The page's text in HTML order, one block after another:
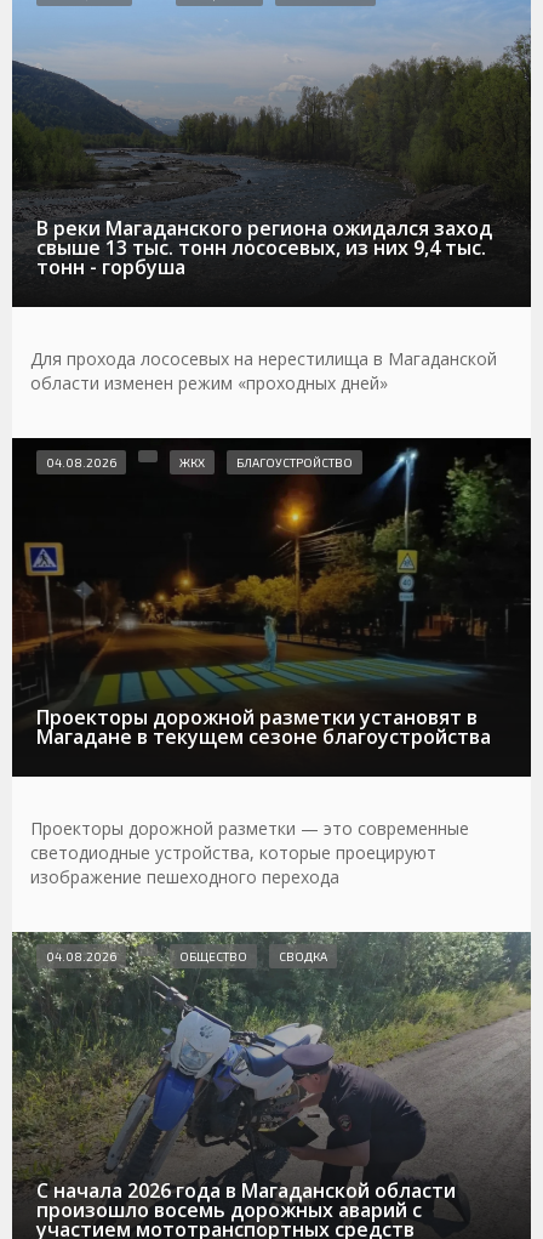
В реки Магаданского региона ожидался заход
свыше 13 тыс. тонн лососевых, из них 9,4 тыс.
тонн - горбуша
Для прохода лососевых на нерестилища в Магаданской
области изменен режим «проходных дней»
Проекторы дорожной разметки установят в
Магадане в текущем сезоне благоустройства
04.08.2026 ЖКХ БЛАГОУСТРОЙСТВО
Проекторы дорожной разметки — это современные
светодиодные устройства, которые проецируют
изображение пешеходного перехода
С начала 2026 года в Магаданской области
произошло восемь дорожных аварий с
участием мототранспортных средств
04.08.2026 ОБЩЕСТВО СВОДКА